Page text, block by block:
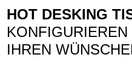
HOT DESKING
IHREN